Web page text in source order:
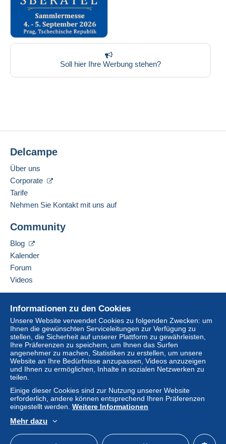
Soll hier Ihre Werbung stehen?
Informationen zu den Cookies
Unsere Website verwendet Cookies zu folgenden Zwecken: um
Ihnen die gewünschten Serviceleitungen zur Verfügung zu
stellen, die Sicherheit auf unserer Plattform zu gewährleisten,
Ihre Präferenzen zu speichern, um Ihnen das Surfen
angenehmer zu machen, Statistiken zu erstellen, um unsere
Website an Ihre Bedürfnisse anzupassen, Videos anzuzeigen
und Ihnen zu ermöglichen, Inhalte in sozialen Netzwerken zu
teilen.
Einige dieser Cookies sind zur Nutzung unserer Website
erforderlich, andere können entsprechend Ihren Präferenzen
eingestellt werden. Weitere Informationen
Mehr dazu
Delcampe
Über uns
Corporate
Tarife
Nehmen Sie Kontakt mit uns auf
Community
Blog
Kalender
Forum
Videos
Online-Hilfe
Auf Delcampe kaufen
Auf Delcampe verkaufen
Eine sichere Website